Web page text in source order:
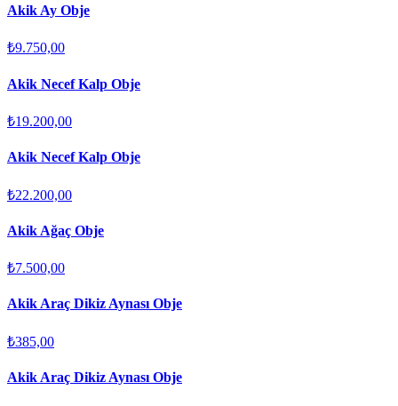
Akik Ay Obje
₺9.750,00
Akik Necef Kalp Obje
₺19.200,00
Akik Necef Kalp Obje
₺22.200,00
Akik Ağaç Obje
₺7.500,00
Akik Araç Dikiz Aynası Obje
₺385,00
Akik Araç Dikiz Aynası Obje